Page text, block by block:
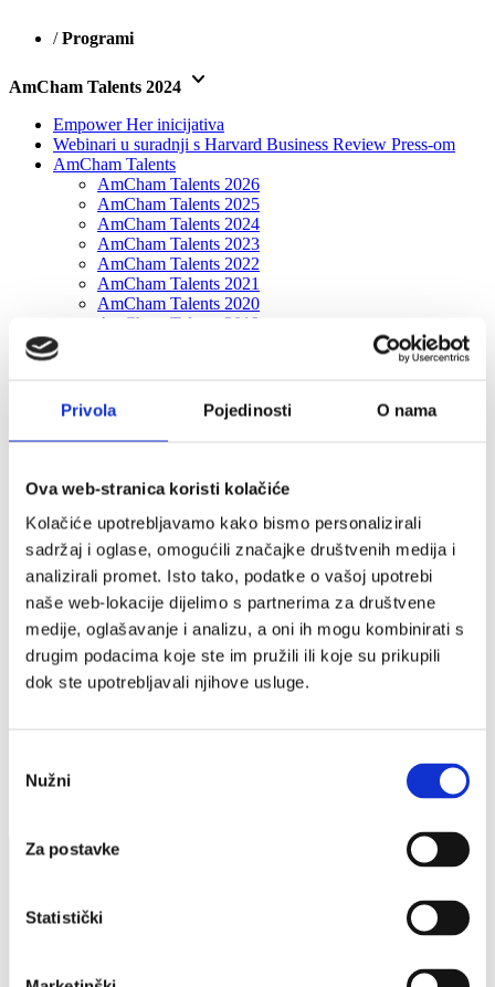
Privola Pojedinosti O nama
Ova web-stranica koristi kolačiće
Kolačiće upotrebljavamo kako bismo personalizirali
sadržaj i oglase, omogućili značajke društvenih medija i
analizirali promet. Isto tako, podatke o vašoj upotrebi
naše web-lokacije dijelimo s partnerima za društvene
medije, oglašavanje i analizu, a oni ih mogu kombinirati s
drugim podacima koje ste im pružili ili koje su prikupili
dok ste upotrebljavali njihove usluge.
pristanka
Nužni
Za postavke
Statistički
/Programi
AmCham Talents 2024 keyboard_arrow_down
Empower Her inicijativa
Webinari u suradnji s Harvard Business Review Press-om
AmCham Talents
AmCham Talents 2026
AmCham Talents 2025
AmCham Talents 2024
AmCham Talents 2023
AmCham Talents 2022
AmCham Talents 2021
AmCham Talents 2020
AmCham Talents 2019
perspektive predsjednika uprave
2022
2020./2021.
2018./2019.
Delegacije
2025 - Los Angeles, San Francisco & Silicon Valley
2024 - Chicago i Washington DC
2023 - San Francisco, Silicijska dolina, Austin i
Houston
2022 - Boston i New York
2019 - San Francisco, Silicijska dolina i Seattle
2018 - New York i San Francisco/Silicijska dolina
2014 - Gospodarski posjet izaslanstva hrvatske Vlade